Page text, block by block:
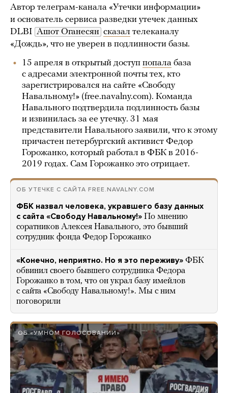
Автор телеграм-канала «Утечки информации»
и основатель сервиса разведки утечек данных
DLBI Ашот Оганесян сказал телеканалу
«Дождь», что не уверен в подлинности базы.
15 апреля в открытый доступ попала база
с адресами электронной почты тех, кто
зарегистрировался на сайте «Свободу
Навальному!» (free.navalny.com). Команда
Навального подтвердила подлинность базы
и извинилась за ее утечку. 31 мая
представители Навального заявили, что к этому
причастен петербургский активист Федор
Горожанко, который работал в ФБК в 2016-
2019 годах. Сам Горожанко это отрицает.
ОБ УТЕЧКЕ С САЙТА FREE.NAVALNY.COM
ФБК назвал человека, укравшего базу данных
с сайта «Свободу Навальному!» По мнению
соратников Алексея Навального, это бывший
сотрудник фонда Федор Горожанко
«Конечно, неприятно. Но я это переживу» ФБК
обвинил своего бывшего сотрудника Федора
Горожанко в том, что он украл базу имейлов
с сайта «Свободу Навальному!». Мы с ним
поговорили
ОБ «УМНОМ ГОЛОСОВАНИИ»